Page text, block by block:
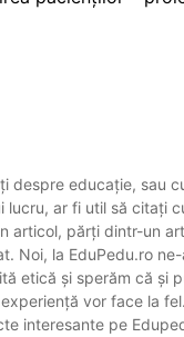
despre educație, sau
lucru, ar fi util să citați
articol, părți dintr-un
Noi, la EduPedu.ro
etică și sperăm că și
vor face la
interesante pe